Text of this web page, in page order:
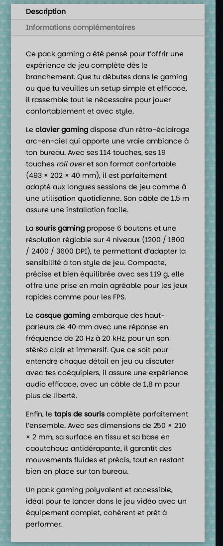
Description
Informations complémentaires
Ce pack gaming a été pensé pour t’offrir une
expérience de jeu complète dès le
branchement. Que tu débutes dans le gaming
ou que tu veuilles un setup simple et efficace,
il rassemble tout le nécessaire pour jouer
confortablement et avec style.
Le clavier gamingdispose d’un rétro-éclairage
arc-en-ciel qui apporte une vraie ambiance à
ton bureau. Avec ses 114 touches, ses 19
touches roll overet son format confortable
(493 × 202 × 40 mm), il est parfaitement
adapté aux longues sessions de jeu comme à
une utilisation quotidienne. Son câble de 1,5 m
assure une installation facile.
La souris gamingpropose 6 boutons et une
résolution réglable sur 4 niveaux (1200 / 1800
/ 2400 / 3600 DPI), te permettant d’adapter la
sensibilité à ton style de jeu. Compacte,
précise et bien équilibrée avec ses 119 g, elle
offre une prise en main agréable pour les jeux
rapides comme pour les FPS.
Le casque gamingembarque des haut-
parleurs de 40 mm avec une réponse en
fréquence de 20 Hz à 20 kHz, pour un son
stéréo clair et immersif. Que ce soit pour
entendre chaque détail en jeu ou discuter
avec tes coéquipiers, il assure une expérience
audio efficace, avec un câble de 1,8 m pour
plus de liberté.
Enfin, le tapis de souriscomplète parfaitement
l’ensemble. Avec ses dimensions de 250 × 210
× 2 mm, sa surface en tissu et sa base en
caoutchouc antidérapante, il garantit des
mouvements fluides et précis, tout en restant
bien en place sur ton bureau.
Un pack gaming polyvalent et accessible,
idéal pour te lancer dans le jeu vidéo avec un
équipement complet, cohérent et prêt à
performer.